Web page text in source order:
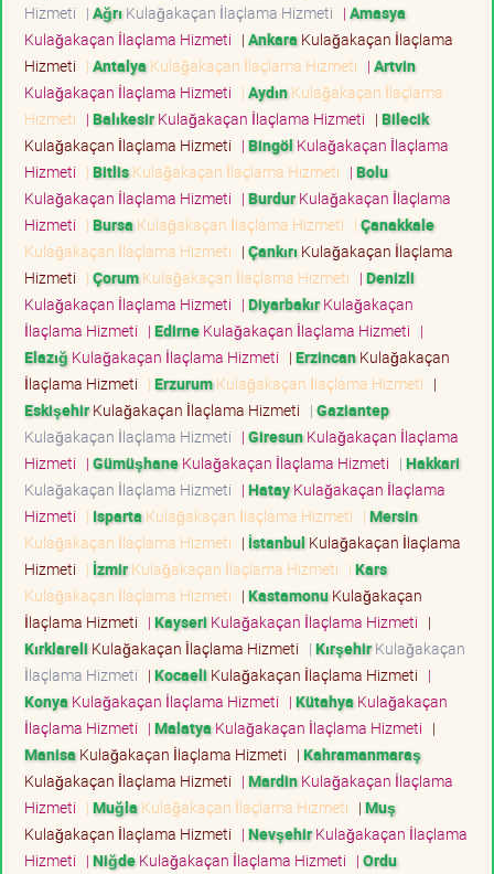
Hizmeti | Ağrı Kulağakaçan İlaçlama Hizmeti | Amasya
Kulağakaçan İlaçlama Hizmeti | Ankara Kulağakaçan İlaçlama
Hizmeti | Antalya Kulağakaçan İlaçlama Hizmeti | Artvin
Kulağakaçan İlaçlama Hizmeti | AydınKulağakaçan İlaçlama
Hizmeti | BalıkesirKulağakaçan İlaçlama Hizmeti | Bilecik
Kulağakaçan İlaçlama Hizmeti | Bingöl Kulağakaçan İlaçlama
Hizmeti | BitlisKulağakaçan İlaçlama Hizmeti | Bolu
Kulağakaçan İlaçlama Hizmeti | BurdurKulağakaçan İlaçlama
Hizmeti | Bursa Kulağakaçan İlaçlama Hizmeti | Çanakkale
Kulağakaçan İlaçlama Hizmeti | Çankırı Kulağakaçan İlaçlama
Hizmeti | ÇorumKulağakaçan İlaçlama Hizmeti | Denizli
Kulağakaçan İlaçlama Hizmeti | DiyarbakırKulağakaçan
İlaçlama Hizmeti | EdirneKulağakaçan İlaçlama Hizmeti |
Elazığ Kulağakaçan İlaçlama Hizmeti | ErzincanKulağakaçan
İlaçlama Hizmeti | ErzurumKulağakaçan İlaçlama Hizmeti |
EskişehirKulağakaçan İlaçlama Hizmeti | Gaziantep
Kulağakaçan İlaçlama Hizmeti | GiresunKulağakaçan İlaçlama
Hizmeti | GümüşhaneKulağakaçan İlaçlama Hizmeti | Hakkari
Kulağakaçan İlaçlama Hizmeti | HatayKulağakaçan İlaçlama
Hizmeti | Isparta Kulağakaçan İlaçlama Hizmeti | Mersin
Kulağakaçan İlaçlama Hizmeti | İstanbul Kulağakaçan İlaçlama
Hizmeti | İzmirKulağakaçan İlaçlama Hizmeti | Kars
Kulağakaçan İlaçlama Hizmeti | KastamonuKulağakaçan
İlaçlama Hizmeti | Kayseri Kulağakaçan İlaçlama Hizmeti |
Kırklareli Kulağakaçan İlaçlama Hizmeti | KırşehirKulağakaçan
İlaçlama Hizmeti | Kocaeli Kulağakaçan İlaçlama Hizmeti |
Konya Kulağakaçan İlaçlama Hizmeti | Kütahya Kulağakaçan
İlaçlama Hizmeti | Malatya Kulağakaçan İlaçlama Hizmeti |
Manisa Kulağakaçan İlaçlama Hizmeti | Kahramanmaraş
Kulağakaçan İlaçlama Hizmeti | MardinKulağakaçan İlaçlama
Hizmeti | Muğla Kulağakaçan İlaçlama Hizmeti | Muş
Kulağakaçan İlaçlama Hizmeti | NevşehirKulağakaçan İlaçlama
Hizmeti | NiğdeKulağakaçan İlaçlama Hizmeti | Ordu